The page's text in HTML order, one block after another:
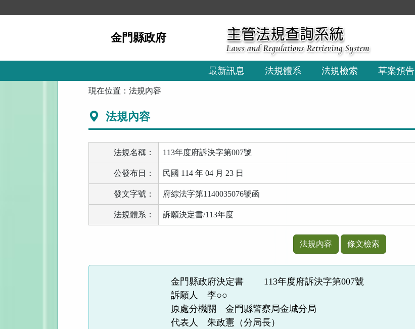
到
金門縣政府
最新訊息 法規體系 法規檢索 草案預告
現在位置：法規內容
法規內容
法規名稱： 113年度府訴決字第007號
公發布日： 民國 114 年 04 月 23 日
發文字號： 府綜法字第1140035076號函
法規體系： 訴願決定書/113年度
功
法規內容 條文檢索
金門縣政府決定書 113年度府訴決字第007號
訴願人 李○○
原處分機關 金門縣警察局金城分局
代表人 朱政憲（分局長）